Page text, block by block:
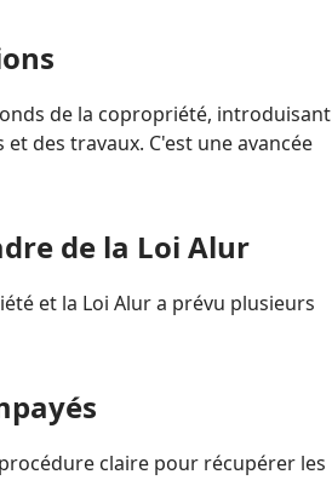
de la copropriété, introduisant
des travaux. C'est une avancée
de la Loi Alur
et la Loi Alur a prévu plusieurs
claire pour récupérer les